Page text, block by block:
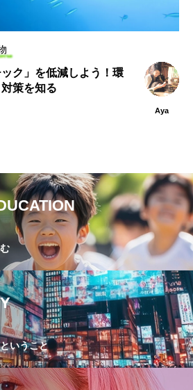
ック」を低減しよう！環
策を知る
Aya
いうこと